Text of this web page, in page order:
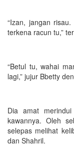
“Izan, jangan
terkena racun tu,”
“Betul tu, wahai
lagi,” jujur Bbetty
Dia amat
kawannya. Oleh
selepas melihat
dan Shahril.